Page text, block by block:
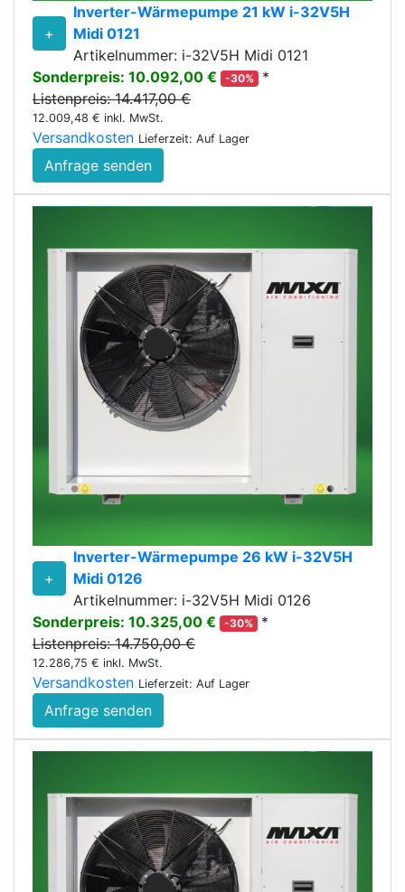
+
Inverter-Wärmepumpe 21 kW i-32V5H
Midi 0121
Artikelnummer: i-32V5H Midi 0121
Sonderpreis: 10.092,00 €
-30%
*
Listenpreis: 14.417,00 €
12.009,48 € inkl. MwSt.
Versandkosten Lieferzeit: Auf Lager
Anfrage senden
+
Inverter-Wärmepumpe 26 kW i-32V5H
Midi 0126
Artikelnummer: i-32V5H Midi 0126
Sonderpreis: 10.325,00 €
-30%
*
Listenpreis: 14.750,00 €
12.286,75 € inkl. MwSt.
Versandkosten Lieferzeit: Auf Lager
Anfrage senden